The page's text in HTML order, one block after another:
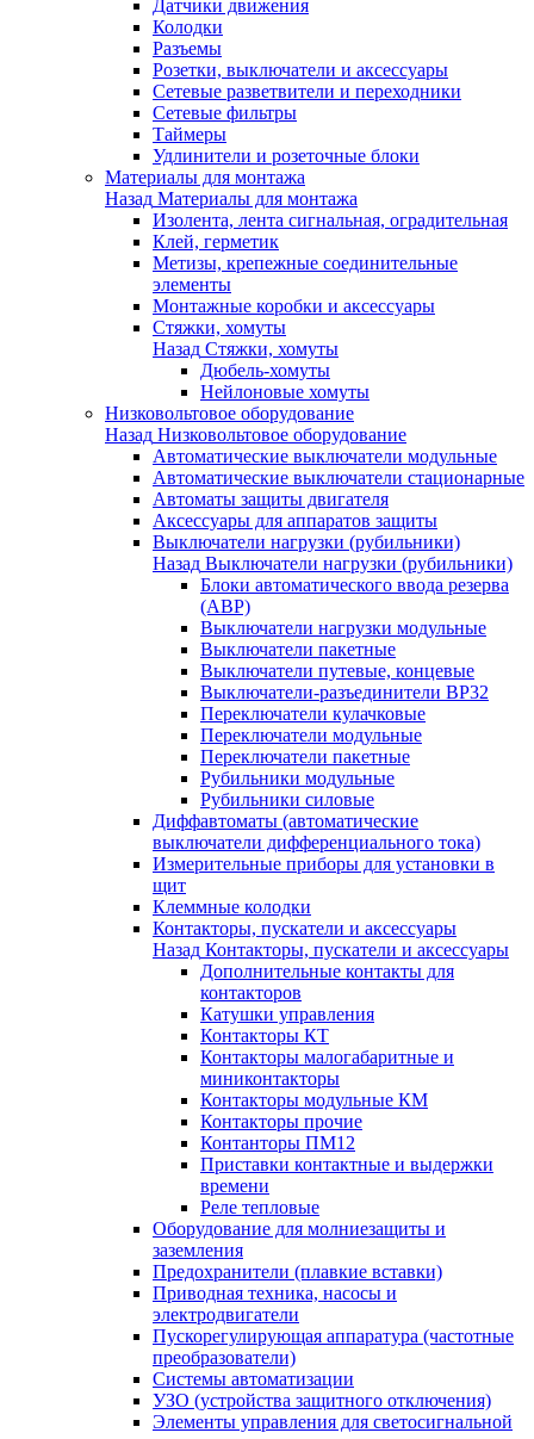
Датчики движения
Колодки
Разъемы
Розетки, выключатели и аксессуары
Сетевые разветвители и переходники
Сетевые фильтры
Таймеры
Удлинители и розеточные блоки
Материалы для монтажа
Назад Материалы для монтажа
Изолента, лента сигнальная, оградительная
Клей, герметик
Метизы, крепежные соединительные
элементы
Монтажные коробки и аксессуары
Стяжки, хомуты
Назад Стяжки, хомуты
Дюбель-хомуты
Нейлоновые хомуты
Низковольтовое оборудование
Назад Низковольтовое оборудование
Автоматические выключатели модульные
Автоматические выключатели стационарные
Автоматы защиты двигателя
Аксессуары для аппаратов защиты
Выключатели нагрузки (рубильники)
Назад Выключатели нагрузки (рубильники)
Блоки автоматического ввода резерва
(АВР)
Выключатели нагрузки модульные
Выключатели пакетные
Выключатели путевые, концевые
Выключатели-разъединители ВР32
Переключатели кулачковые
Переключатели модульные
Переключатели пакетные
Рубильники модульные
Рубильники силовые
Диффавтоматы (автоматические
выключатели дифференциального тока)
Измерительные приборы для установки в
щит
Клеммные колодки
Контакторы, пускатели и аксессуары
Назад Контакторы, пускатели и аксессуары
Дополнительные контакты для
контакторов
Катушки управления
Контакторы КТ
Контакторы малогабаритные и
миниконтакторы
Контакторы модульные КМ
Контакторы прочие
Контанторы ПМ12
Приставки контактные и выдержки
времени
Реле тепловые
Оборудование для молниезащиты и
заземления
Предохранители (плавкие вставки)
Приводная техника, насосы и
электродвигатели
Пускорегулирующая аппаратура (частотные
преобразователи)
Системы автоматизации
УЗО (устройства защитного отключения)
Элементы управления для светосигнальной